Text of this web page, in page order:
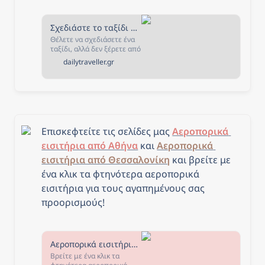
Σχεδιάστε το ταξίδι σας - The Daily Traveller
Θέλετε να σχεδιάσετε ένα
ταξίδι, αλλά δεν ξέρετε από
που να ξεκινήσετε; Αν ναι,
τότε είστε στο κατάλληλο
dailytraveller.gr
Επισκεφτείτε τις σελίδες μας Αεροπορικά
εισιτήρια από Αθήνα και Αεροπορικά
εισιτήρια από Θεσσαλονίκη και βρείτε με
ένα κλικ τα φτηνότερα αεροπορικά
εισιτήρια για τους αγαπημένους σας
προορισμούς!
Αεροπορικά εισιτήρια από Αθήνα - The Daily Traveller
Βρείτε με ένα κλικ τα